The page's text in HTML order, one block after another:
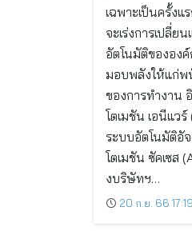
เฉพาะเป็นครั้งแ
จะเร่งการเปลี่ย
อัตโนมัติขององ
มอบพลังให้แก่พ
ของการทำงาน
โตเมชัน เอนีแว
ระบบอัตโนมัติอั
โตเมชัน ซัคเซส
งบริษัทฯ…
20 ก.ย. 66 17:19